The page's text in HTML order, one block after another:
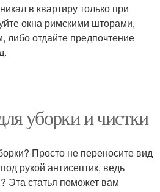
в квартиру только при
окна римскими шторами,
отдайте предпочтение
уборки и чистки
Просто не переносите вид
рукой антисептик, ведь
Эта статья поможет вам